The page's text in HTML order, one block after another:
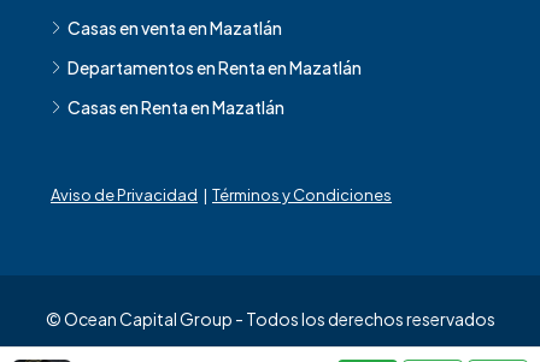
Casas en venta en Mazatlán
Departamentos en Renta en Mazatlán
Casas en Renta en Mazatlán
Aviso de Privacidad | Términos y Condiciones
© Ocean Capital Group - Todos los derechos reservados